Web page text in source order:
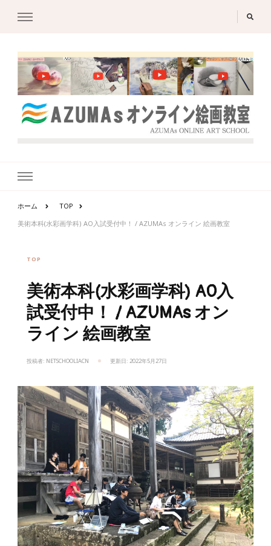
ホーム
TOP
美術本科(水彩画学科) AO入試受付中！ / AZUMAs オンライン 絵画教室
TOP
美術本科(水彩画学科) AO入
試受付中！ / AZUMAs オン
ライン 絵画教室
投稿者: NETSCHOOLIACN 更新日: 2022年5月27日